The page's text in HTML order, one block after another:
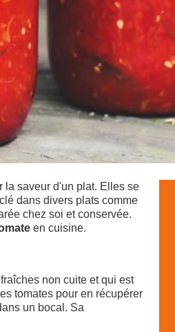
la saveur d'un plat. Elles se
dans divers plats comme
chez soi et conservée.
en cuisine.
non cuite et qui est
tomates pour en récupérer
un bocal. Sa